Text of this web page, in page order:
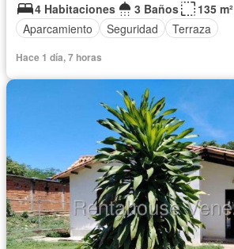
4 Habitaciones
3 Baños
135 m²
Aparcamiento
Seguridad Terraza
Hace 1 día, 7 horas